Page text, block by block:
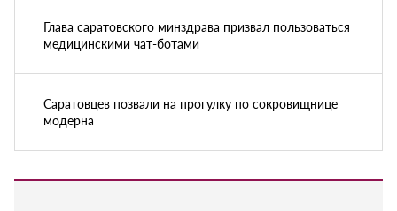
Глава саратовского минздрава призвал пользоваться
медицинскими чат-ботами
Саратовцев позвали на прогулку по сокровищнице
модерна